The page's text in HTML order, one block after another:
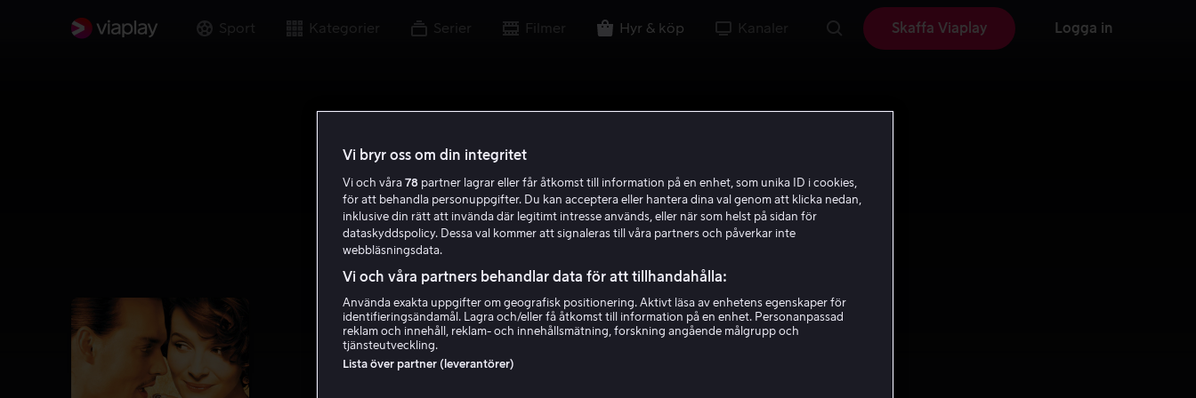
Sport Kategorier Serier Filmer Hyr & köp Kanaler Skaffa Viaplay Logga in
Vi bryr oss om din integritet
Vi och våra 78 partner lagrar eller får åtkomst till information på en enhet, som unika ID i cookies,
för att behandla personuppgifter. Du kan acceptera eller hantera dina val genom att klicka nedan,
inklusive din rätt att invända där legitimt intresse används, eller när som helst på sidan för
dataskyddspolicy. Dessa val kommer att signaleras till våra partners och påverkar inte
webbläsningsdata.
Vi och våra partners behandlar data för att tillhandahålla:
Använda exakta uppgifter om geografisk positionering. Aktivt läsa av enhetens egenskaper för
identifieringsändamål. Lagra och/eller få åtkomst till information på en enhet. Personanpassad
reklam och innehåll, reklam- och innehållsmätning, forskning angående målgrupp och
tjänsteutveckling.
Lista över partner (leverantörer)